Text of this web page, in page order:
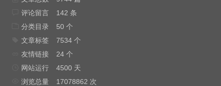
评论留言
142 条
分类目录
50 个
文章标签
7534 个
友情链接
24 个
网站运行
4500 天
浏览总量
17078862 次